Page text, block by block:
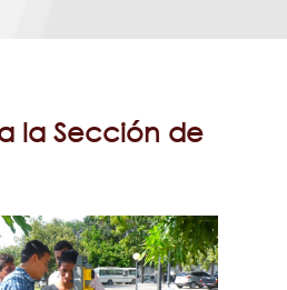
Extensión
la Sección de